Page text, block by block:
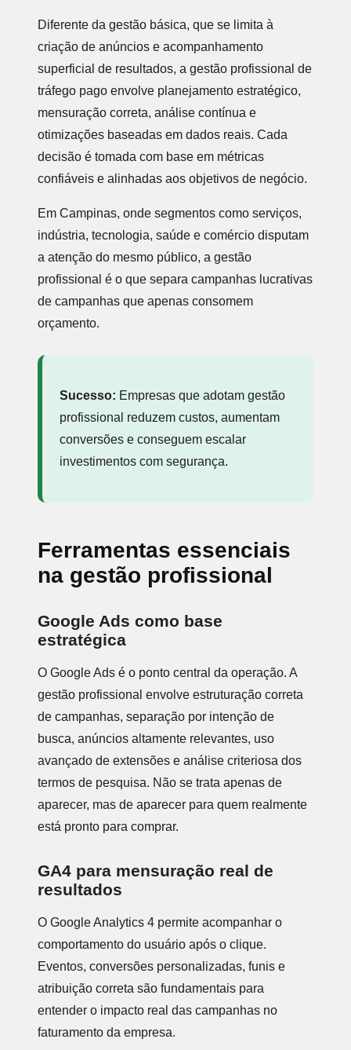
Diferente da gestão básica, que se limita à
criação de anúncios e acompanhamento
superficial de resultados, a gestão profissional de
tráfego pago envolve planejamento estratégico,
mensuração correta, análise contínua e
otimizações baseadas em dados reais. Cada
decisão é tomada com base em métricas
confiáveis e alinhadas aos objetivos de negócio.
Em Campinas, onde segmentos como serviços,
indústria, tecnologia, saúde e comércio disputam
a atenção do mesmo público, a gestão
profissional é o que separa campanhas lucrativas
de campanhas que apenas consomem
orçamento.
Sucesso: Empresas que adotam gestão
profissional reduzem custos, aumentam
conversões e conseguem escalar
investimentos com segurança.
Ferramentas essenciais
na gestão profissional
Google Ads como base
estratégica
O Google Ads é o ponto central da operação. A
gestão profissional envolve estruturação correta
de campanhas, separação por intenção de
busca, anúncios altamente relevantes, uso
avançado de extensões e análise criteriosa dos
termos de pesquisa. Não se trata apenas de
aparecer, mas de aparecer para quem realmente
está pronto para comprar.
GA4 para mensuração real de
resultados
O Google Analytics 4 permite acompanhar o
comportamento do usuário após o clique.
Eventos, conversões personalizadas, funis e
atribuição correta são fundamentais para
entender o impacto real das campanhas no
faturamento da empresa.